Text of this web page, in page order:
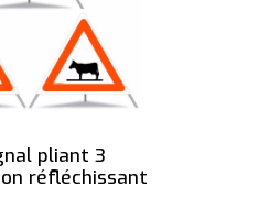
pliant 3
réfléchissant